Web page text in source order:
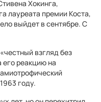
Хокинга,
лауреата премии Коста,
выйдет в сентябре. С
взгляд без
его реакцию на
году.